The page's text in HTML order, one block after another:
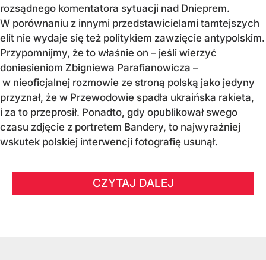
rozsądnego komentatora sytuacji nad Dnieprem.
W porównaniu z innymi przedstawicielami tamtejszych
elit nie wydaje się też politykiem zawzięcie antypolskim.
Przypomnijmy, że to właśnie on – jeśli wierzyć
doniesieniom Zbigniewa Parafianowicza –
w nieoficjalnej rozmowie ze stroną polską jako jedyny
przyznał, że w Przewodowie spadła ukraińska rakieta,
i za to przeprosił. Ponadto, gdy opublikował swego
czasu zdjęcie z portretem Bandery, to najwyraźniej
wskutek polskiej interwencji fotografię usunął.
CZYTAJ DALEJ